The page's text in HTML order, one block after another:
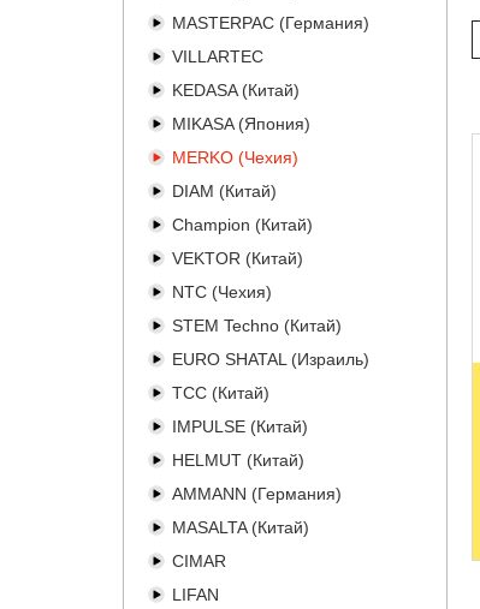
MASTERPAC (Германия)
VILLARTEC
KEDASA (Китай)
MIKASA (Япония)
MERKO (Чехия)
DIAM (Китай)
Champion (Китай)
VEKTOR (Китай)
NTC (Чехия)
STEM Techno (Китай)
EURO SHATAL (Израиль)
TCC (Китай)
IMPULSE (Китай)
HELMUT (Китай)
AMMANN (Германия)
MASALTA (Китай)
CIMAR
LIFAN